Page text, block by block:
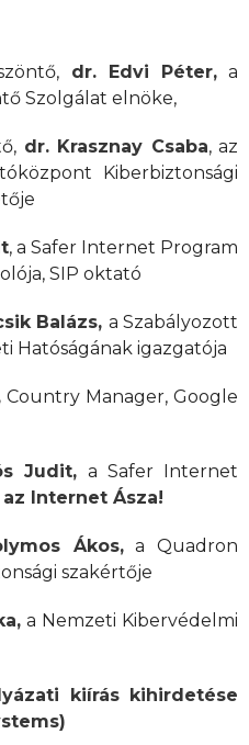
dr. Edvi Péter,a
Szolgálat elnöke,
dr. Krasznay Csaba, az
Kiberbiztonsági
, a Safer Internet Program
SIP oktató
Balázs, a Szabályozott
Hatóságának igazgatója
Country Manager, Google
a Safer Internet
Internet Ásza!
Ákos,a Quadron
szakértője
a Nemzeti Kibervédelmi
kiírás kihirdetése